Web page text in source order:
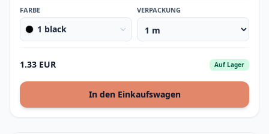
FARBE
1 black
VERPACKUNG
1.33 EUR Auf Lager
In den Einkaufswagen